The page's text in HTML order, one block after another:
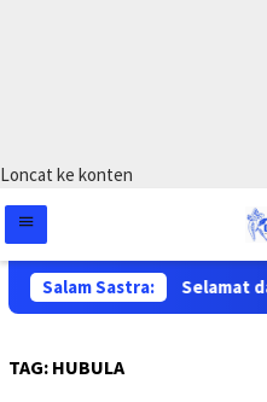
Loncat ke konten
Salam Sastra: Selamat
TAG: HUBULA